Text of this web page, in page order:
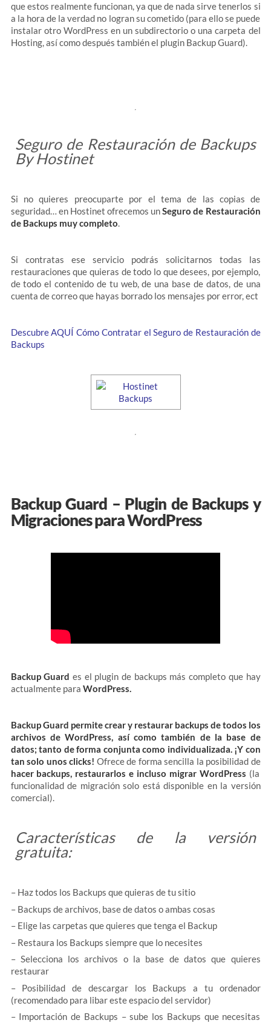
que estos realmente funcionan, ya que de nada sirve tenerlos si
a la hora de la verdad no logran su cometido (para ello se puede
instalar otro WordPress en un subdirectorio o una carpeta del
Hosting, así como después también el plugin Backup Guard).
Seguro de Restauración de Backups
By Hostinet
Si no quieres preocuparte por el tema de las copias de
seguridad… en Hostinet ofrecemos unSeguro de Restauración
de Backups muy completo.
Si contratas ese servicio podrás solicitarnos todas las
restauraciones que quieras de todo lo que desees, por ejemplo,
de todo el contenido de tu web, de una base de datos, de una
cuenta de correo que hayas borrado los mensajes por error, ect
Descubre AQUÍ Cómo Contratar el Seguro de Restauración de
Backups
Backup Guard – Plugin de Backups y
Migraciones para WordPress
Backup Guard es el plugin de backups más completo que hay
actualmente para WordPress.
Backup Guard permite crear y restaurar backups de todos los
archivos de WordPress, así como también de la base de
datos; tanto de forma conjunta como individualizada. ¡Y con
tan solo unos clicks! Ofrece de forma sencilla la posibilidad de
hacer backups, restaurarlos e incluso migrar WordPress (la
funcionalidad de migración solo está disponible en la versión
comercial).
Características de la versión
gratuita:
– Haz todos los Backups que quieras de tu sitio
– Backups de archivos, base de datos o ambas cosas
– Elige las carpetas que quieres que tenga el Backup
– Restaura los Backups siempre que lo necesites
– Selecciona los archivos o la base de datos que quieres
restaurar
– Posibilidad de descargar los Backups a tu ordenador
(recomendado para libar este espacio del servidor)
– Importación de Backups – sube los Backups que necesitas